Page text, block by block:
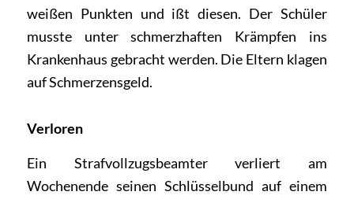
weißen Punkten und ißt diesen. Der Schüler
musste unter schmerzhaften Krämpfen ins
Krankenhaus gebracht werden. Die Eltern klagen
auf Schmerzensgeld.
Verloren
Ein Strafvollzugsbeamter verliert am
Wochenende seinen Schlüsselbund auf einem